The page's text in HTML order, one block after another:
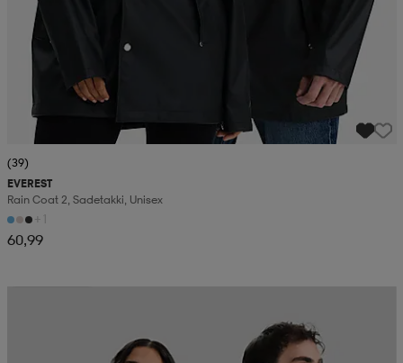
(39)
EVEREST
Rain Coat 2, Sadetakki, Unisex
+1
60,99